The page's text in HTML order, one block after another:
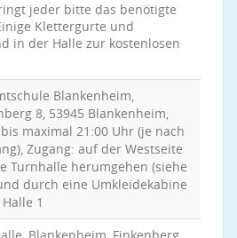
jeder bitte das benötigte
Klettergurte und
in der Halle zur kostenlosen
Blankenheim,
8, 53945 Blankenheim,
maximal 21:00 Uhr (je nach
Zugang: auf der Westseite
Turnhalle herumgehen (siehe
durch eine Umkleidekabine
1